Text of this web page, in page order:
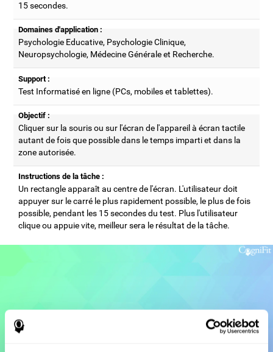
15 secondes.
Domaines d'application :
Psychologie Educative, Psychologie Clinique,
Neuropsychologie, Médecine Générale et Recherche.
Support :
Test Informatisé en ligne (PCs, mobiles et tablettes).
Objectif :
Cliquer sur la souris ou sur l'écran de l'appareil à écran tactile
autant de fois que possible dans le temps imparti et dans la
zone autorisée.
Instructions de la tâche :
Un rectangle apparaît au centre de l'écran. L'utilisateur doit
appuyer sur le carré le plus rapidement possible, le plus de fois
possible, pendant les 15 secondes du test. Plus l'utilisateur
clique ou appuie vite, meilleur sera le résultat de la tâche.